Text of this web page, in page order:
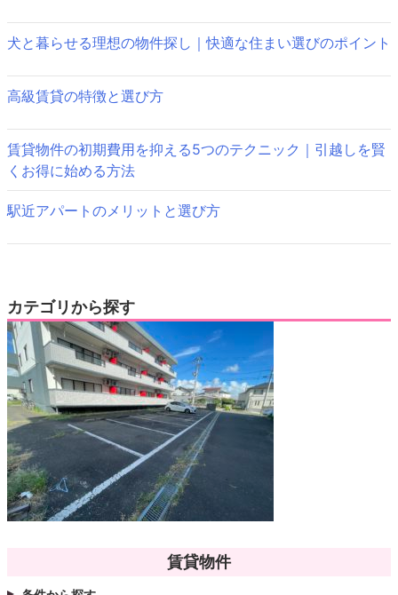
ョ
ン
犬と暮らせる理想の物件探し｜快適な住まい選びのポイント
高級賃貸の特徴と選び方
賃貸物件の初期費用を抑える5つのテクニック｜引越しを賢
くお得に始める方法
駅近アパートのメリットと選び方
カテゴリから探す
賃貸物件